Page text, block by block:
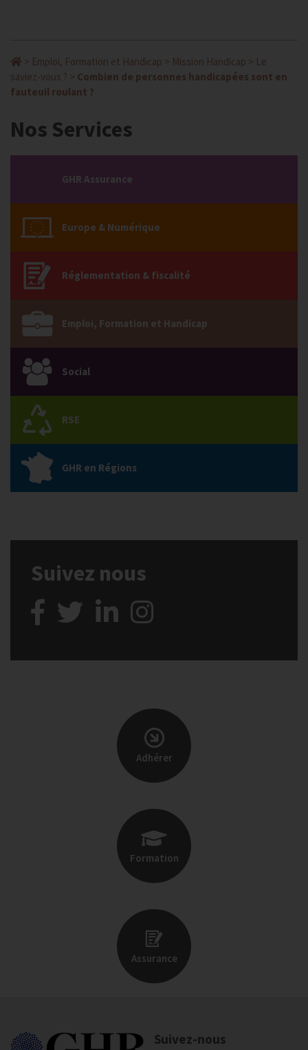
> Emploi, Formation et Handicap > Mission Handicap > Le
saviez-vous ? > Combien de personnes handicapées sont en
fauteuil roulant ?
Nos Services
GHR Assurance
Europe & Numérique
Réglementation & fiscalité
Emploi, Formation et Handicap
Social
RSE
GHR en Régions
Suivez nous
Adhérer
Formation
Assurance
Suivez-nous